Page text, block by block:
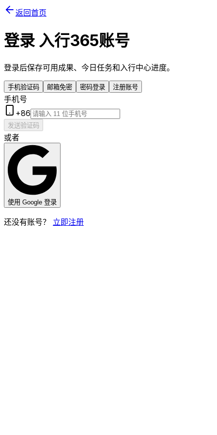
返回首页
登录 入行365账号
登录后保存可用成果、今日任务和入行中心进度。
手机验证码 邮箱免密 密码登录 注册账号
手机号
+86
发送验证码
或者
使用 Google 登录
还没有账号？ 立即注册